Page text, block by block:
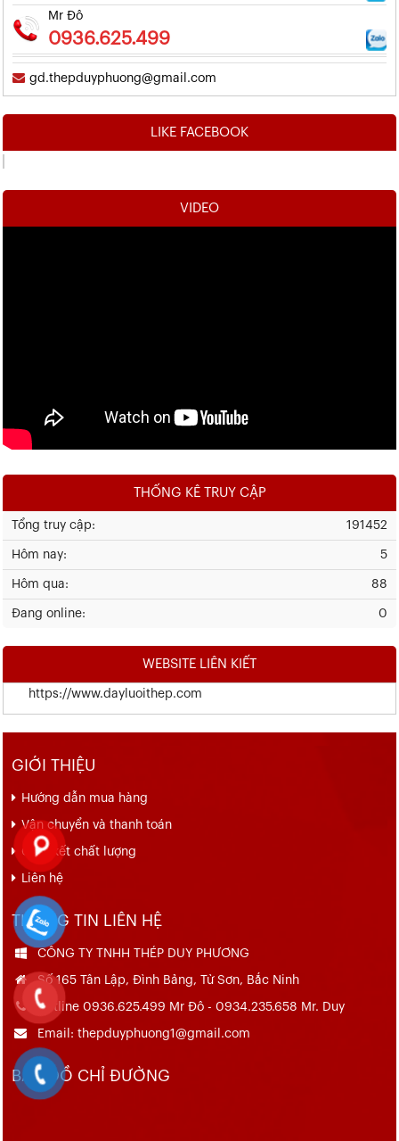
Mr Đô
0936.625.499
gd.thepduyphuong@gmail.com
LIKE FACEBOOK
VIDEO
THỐNG KÊ TRUY CẬP
191452
Tổng truy cập:
5
Hôm nay:
88
Hôm qua:
0
Đang online:
WEBSITE LIÊN KIẾT
https://www.dayluoithep.com
GIỚI THIỆU
Hướng dẫn mua hàng
Vận chuyển và thanh toán
Cam kết chất lượng
Liên hệ
THÔNG TIN LIÊN HỆ
CÔNG TY TNHH THÉP DUY PHƯƠNG
Số 165 Tân Lập, Đình Bảng, Từ Sơn, Bắc Ninh
Hotline 0936.625.499 Mr Đô - 0934.235.658 Mr. Duy
Email: thepduyphuong1@gmail.com
BẢN ĐỒ CHỈ ĐƯỜNG